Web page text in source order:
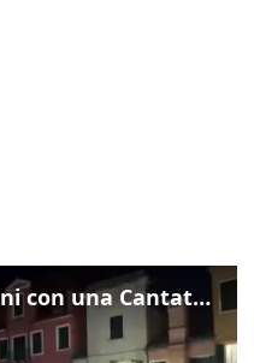
Venezia omaggia Guccini con una Cantata Anarchica in campo Santa Margherita